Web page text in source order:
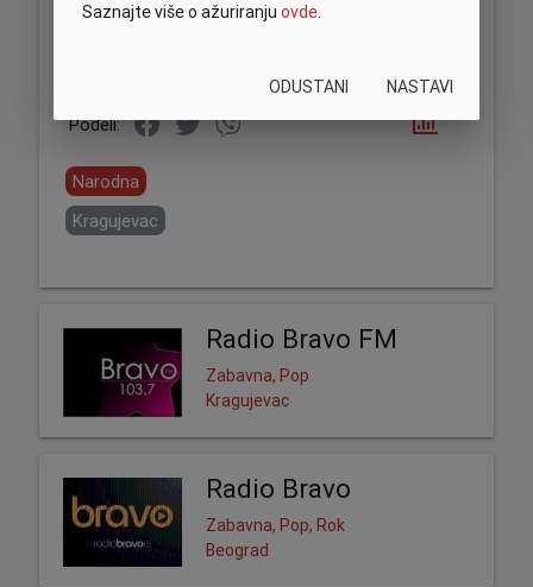
Podeli:
Saznajte više o ažuriranju ovde.
ODUSTANI NASTAVI
Narodna
Kragujevac
Radio Bravo FM
Zabavna, Pop
Kragujevac
Radio Bravo
Zabavna, Pop, Rok
Beograd